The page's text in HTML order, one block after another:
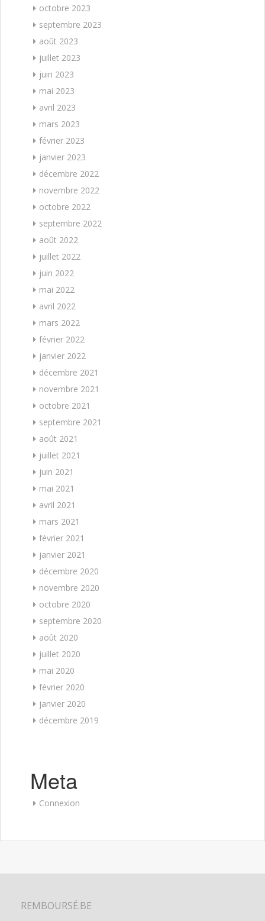
octobre 2023
septembre 2023
août 2023
juillet 2023
juin 2023
mai 2023
avril 2023
mars 2023
février 2023
janvier 2023
décembre 2022
novembre 2022
octobre 2022
septembre 2022
août 2022
juillet 2022
juin 2022
mai 2022
avril 2022
mars 2022
février 2022
janvier 2022
décembre 2021
novembre 2021
octobre 2021
septembre 2021
août 2021
juillet 2021
juin 2021
mai 2021
avril 2021
mars 2021
février 2021
janvier 2021
décembre 2020
novembre 2020
octobre 2020
septembre 2020
août 2020
juillet 2020
mai 2020
février 2020
janvier 2020
décembre 2019
Meta
Connexion
REMBOURSÉ.BE